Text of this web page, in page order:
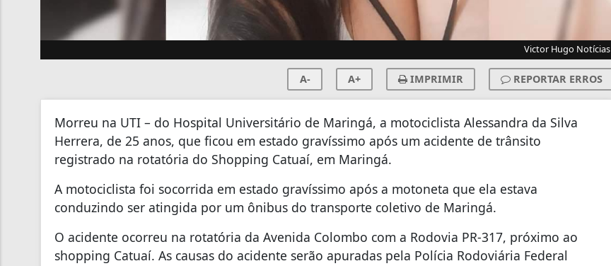
Victor Hugo Notícias
A- A+ IMPRIMIR REPORTAR ERROS
Morreu na UTI – do Hospital Universitário de Maringá, a motociclista Alessandra da Silva
Herrera, de 25 anos, que ficou em estado gravíssimo após um acidente de trânsito
registrado na rotatória do Shopping Catuaí, em Maringá.
A motociclista foi socorrida em estado gravíssimo após a motoneta que ela estava
conduzindo ser atingida por um ônibus do transporte coletivo de Maringá.
O acidente ocorreu na rotatória da Avenida Colombo com a Rodovia PR-317, próximo ao
shopping Catuaí. As causas do acidente serão apuradas pela Polícia Rodoviária Federal